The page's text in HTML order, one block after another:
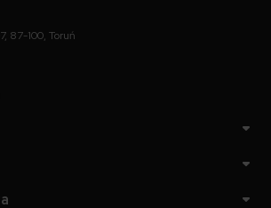
87-100, Toruń